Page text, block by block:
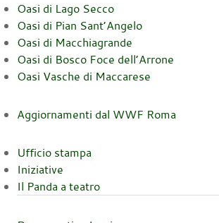
Oasi di Lago Secco
Oasi di Pian Sant’Angelo
Oasi di Macchiagrande
Oasi di Bosco Foce dell’Arrone
Oasi Vasche di Maccarese
Aggiornamenti dal WWF Roma
Ufficio stampa
Iniziative
Il Panda a teatro